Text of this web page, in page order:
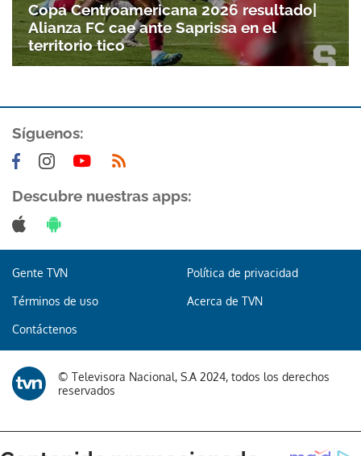
Copa Centroamericana 2026 resultado|
Alianza FC cae ante Saprissa en el
territorio tico
Síguenos:
Descubre nuestras apps:
Gente TVN Política de privacidad
Términos de uso Acerca de TVN
Contáctenos
© Televisora Nacional, S.A 2024, todos los derechos
reservados